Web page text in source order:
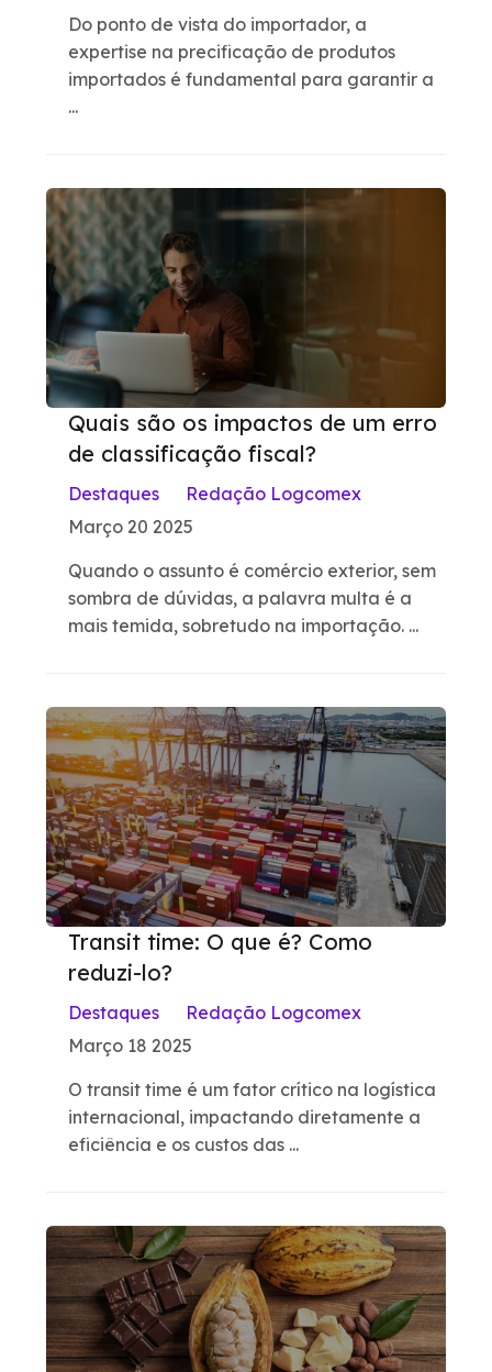
Do ponto de vista do importador, a
expertise na precificação de produtos
importados é fundamental para garantir a
...
Quais são os impactos de um erro
de classificação fiscal?
Destaques
Redação Logcomex
Março 20 2025
Quando o assunto é comércio exterior, sem
sombra de dúvidas, a palavra multa é a
mais temida, sobretudo na importação. ...
Transit time: O que é? Como
reduzi-lo?
Destaques
Redação Logcomex
Março 18 2025
O transit time é um fator crítico na logística
internacional, impactando diretamente a
eficiência e os custos das ...